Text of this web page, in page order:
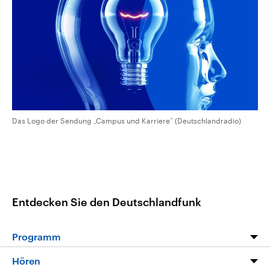
CDU, SPD und FDP regiert.-
Umfragen, Prognosen,
Wahlprogramme, aktuelle Berichte
und Hintergründe zu den Parteien
und Kandidaten der anstehenden
aktuelle Weltgeschehen.
Sendungen Programm Podcasts
Audio-Archiv
Das Logo der Sendung „Campus und Karriere“ (Deutschlandradio)
Entdecken Sie den Deutschlandfunk
Programm
Programm
Hören